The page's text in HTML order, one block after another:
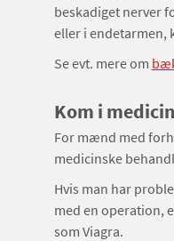
beskadiget nerver
eller i
Se evt. mere om
Kom i
For mænd med
medicinske
Hvis man har
med en operation,
som Viagra.